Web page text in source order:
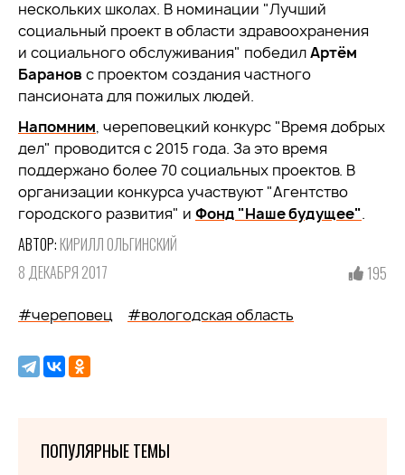
нескольких школах. В номинации "Лучший
социальный проект в области здравоохранения
и социального обслуживания" победилАртём
Баранов с проектом создания частного
пансионата для пожилых людей.
Напомним, череповецкий конкурс "Время добрых
дел" проводится с 2015 года. За это время
поддержано более 70 социальных проектов. В
организации конкурса участвуют "Агентство
городского развития" и Фонд "Наше будущее".
АВТОР: КИРИЛЛ ОЛЬГИНСКИЙ
8 ДЕКАБРЯ 2017
195
#череповец #вологодская область
ПОПУЛЯРНЫЕ ТЕМЫ